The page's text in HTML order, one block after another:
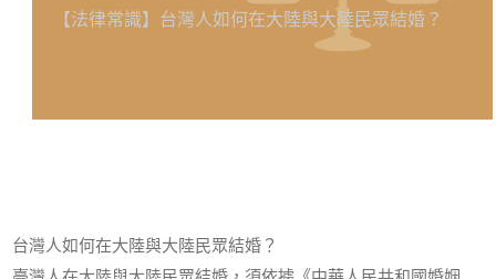
【法律常識】台灣人如何在大陸與大陸民眾結婚？
台灣人如何在大陸與大陸民眾結婚？